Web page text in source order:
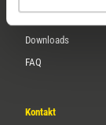
Service
Downloads
FAQ
Kontakt